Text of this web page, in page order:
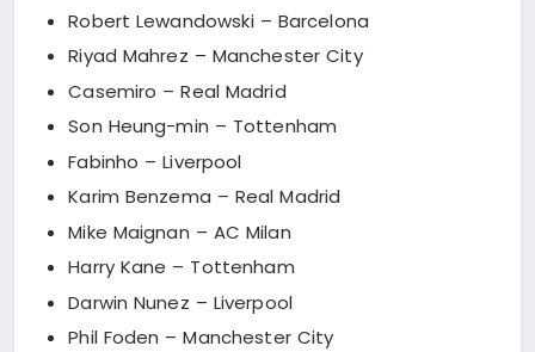
Robert Lewandowski – Barcelona
Riyad Mahrez – Manchester City
Casemiro – Real Madrid
Son Heung-min – Tottenham
Fabinho – Liverpool
Karim Benzema – Real Madrid
Mike Maignan – AC Milan
Harry Kane – Tottenham
Darwin Nunez – Liverpool
Phil Foden – Manchester City